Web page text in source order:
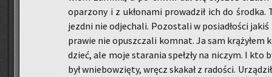
opa­rzo­ny i z ukło­na­mi pro­wa­dził ich do
jezd­ni nie od­je­cha­li. Po­zo­sta­li w po­sia­dło­ści
pra­wie nie opusz­cza­li kom­nat. Ja sam
dzieć, ale moje sta­ra­nia speł­zły na ni­czym. I kto
był wnie­bo­wzię­ty, wręcz ska­kał z ra­do­ści.